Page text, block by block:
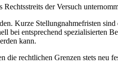
der Versuch
Kurze Stellungnahmefristen
bei entsprechend spezialisierten
kann.
die rechtlichen Grenzen stets neu